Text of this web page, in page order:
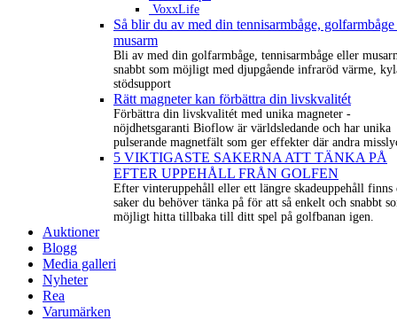
VoxxLife
Så blir du av med din tennisarmbåge,
musarm
Bli av med din golfarmbåge, tennisarmbåge eller
snabbt som möjligt med djupgående infraröd värme,
stödsupport
Rätt magneter kan förbättra din livskvalitét
Förbättra din livskvalitét med unika magneter -
nöjdhetsgaranti Bioflow är världsledande och har unika
pulserande magnetfält som ger effekter där andra
5 VIKTIGASTE SAKERNA ATT TÄNKA PÅ
EFTER UPPEHÅLL FRÅN GOLFEN
Efter vinteruppehåll eller ett längre skadeuppehåll finns
saker du behöver tänka på för att så enkelt och snabbt
möjligt hitta tillbaka till ditt spel på golfbanan igen.
Auktioner
Blogg
Media galleri
Nyheter
Rea
Varumärken